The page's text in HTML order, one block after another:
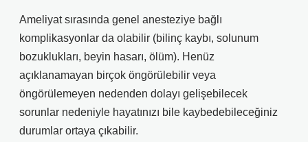
Ameliyat sırasında genel anesteziye bağlı
komplikasyonlar da olabilir (bilinç kaybı, solunum
bozuklukları, beyin hasarı, ölüm). Henüz
açıklanamayan birçok öngörülebilir veya
öngörülemeyen nedenden dolayı gelişebilecek
sorunlar nedeniyle hayatınızı bile kaybedebileceğiniz
durumlar ortaya çıkabilir.